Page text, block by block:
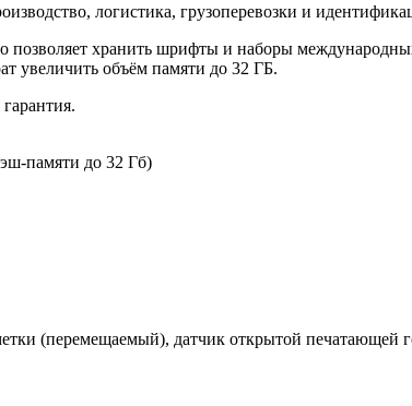
логистика, грузоперевозки и
хранить шрифты и наборы
увеличить объём памяти до 32 ГБ.
памяти до 32 Гб)
(перемещаемый), датчик открытой печатающей